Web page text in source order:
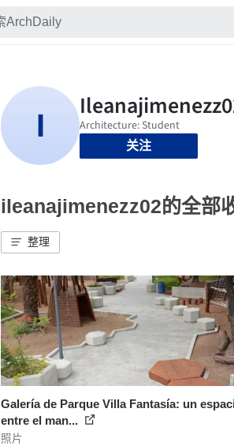
关注
ileanajimenezz02的全部
整理
Galería de Parque Villa Fantasía: un
entre el man...
照片